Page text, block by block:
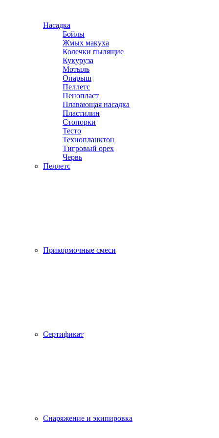
Насадка
Бойлы
Жмых макуха
Колечки пылящие
Кукуруза
Мотыль
Опарыш
Пеллетс
Пенопласт
Плавающая насадка
Пластилин
Стопорки
Тесто
Технопланктон
Тигровый орех
Червь
Пеллетс
Прикормочные смеси
Сертификат
Снаряжение и экипировка